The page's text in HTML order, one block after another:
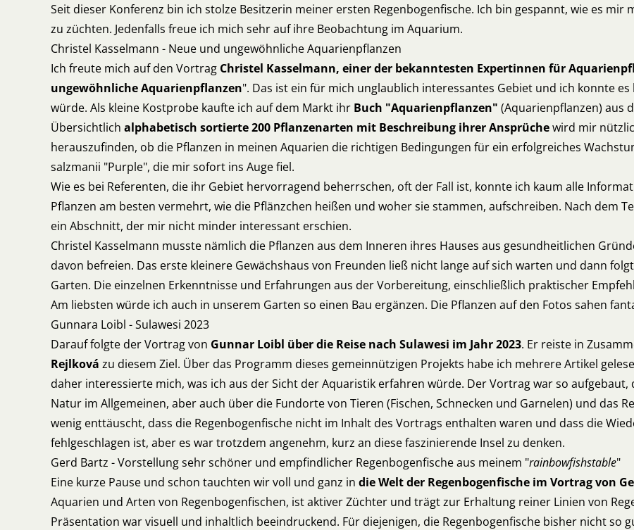
Seit dieser Konferenz bin ich stolze Besitzerin meiner ersten Regenbogenfische. Ich bin gespannt, wie es
zu züchten. Jedenfalls freue ich mich sehr auf ihre Beobachtung im Aquarium.
Christel Kasselmann - Neue und ungewöhnliche Aquarienpflanzen
Ich freute mich auf den Vortrag Christel Kasselmann, einer der bekanntesten Expertinnen für
ungewöhnliche Aquarienpflanzen". Das ist ein für mich unglaublich interessantes Gebiet und ich konnte
würde. Als kleine Kostprobe kaufte ich auf dem Markt ihr Buch "Aquarienpflanzen" (Aquarienpflanzen) aus
Übersichtlich alphabetisch sortierte 200 Pflanzenarten mit Beschreibung ihrer Ansprüchewird mir
herauszufinden, ob die Pflanzen in meinen Aquarien die richtigen Bedingungen für ein erfolgreiches
salzmanii "Purple", die mir sofort ins Auge fiel.
Wie es bei Referenten, die ihr Gebiet hervorragend beherrschen, oft der Fall ist, konnte ich kaum alle
Pflanzen am besten vermehrt, wie die Pflänzchen heißen und woher sie stammen, aufschreiben. Nach dem
ein Abschnitt, der mir nicht minder interessant erschien.
Christel Kasselmann musste nämlich die Pflanzen aus dem Inneren ihres Hauses aus gesundheitlichen
davon befreien. Das erste kleinere Gewächshaus von Freunden ließ nicht lange auf sich warten und dann
Garten. Die einzelnen Erkenntnisse und Erfahrungen aus der Vorbereitung, einschließlich praktischer
Am liebsten würde ich auch in unserem Garten so einen Bau ergänzen. Die Pflanzen auf den Fotos sahen
Gunnara Loibl - Sulawesi 2023
Darauf folgte der Vortrag von Gunnar Loibl über die Reise nach Sulawesi im Jahr 2023. Er reiste in
Rejlková zu diesem Ziel. Über das Programm dieses gemeinnützigen Projekts habe ich mehrere Artikel
daher interessierte mich, was ich aus der Sicht der Aquaristik erfahren würde. Der Vortrag war so
Natur im Allgemeinen, aber auch über die Fundorte von Tieren (Fischen, Schnecken und Garnelen) und das
wenig enttäuscht, dass die Regenbogenfische nicht im Inhalt des Vortrags enthalten waren und dass die
fehlgeschlagen ist, aber es war trotzdem angenehm, kurz an diese faszinierende Insel zu denken.
Gerd Bartz - Vorstellung sehr schöner und empfindlicher Regenbogenfische aus meinem "rainbowfishstable"
Eine kurze Pause und schon tauchten wir voll und ganz in die Welt der Regenbogenfische im Vortrag von
Aquarien und Arten von Regenbogenfischen, ist aktiver Züchter und trägt zur Erhaltung reiner Linien von
Präsentation war visuell und inhaltlich beeindruckend. Für diejenigen, die Regenbogenfische bisher nicht so